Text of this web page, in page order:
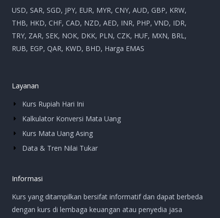
USD, SAR, SGD, JPY, EUR, MYR, CNY, AUD, GBP, KRW,
THB, HKD, CHF, CAD, NZD, AED, INR, PHP, VND, IDR,
TRY, ZAR, SEK, NOK, DKK, PLN, CZK, HUF, MXN, BRL,
RUB, EGP, QAR, KWD, BHD, Harga EMAS
Layanan
Kurs Rupiah Hari Ini
Kalkulator Konversi Mata Uang
Kurs Mata Uang Asing
Data & Tren Nilai Tukar
Informasi
Kurs yang ditampilkan bersifat informatif dan dapat berbeda
dengan kurs di lembaga keuangan atau penyedia jasa